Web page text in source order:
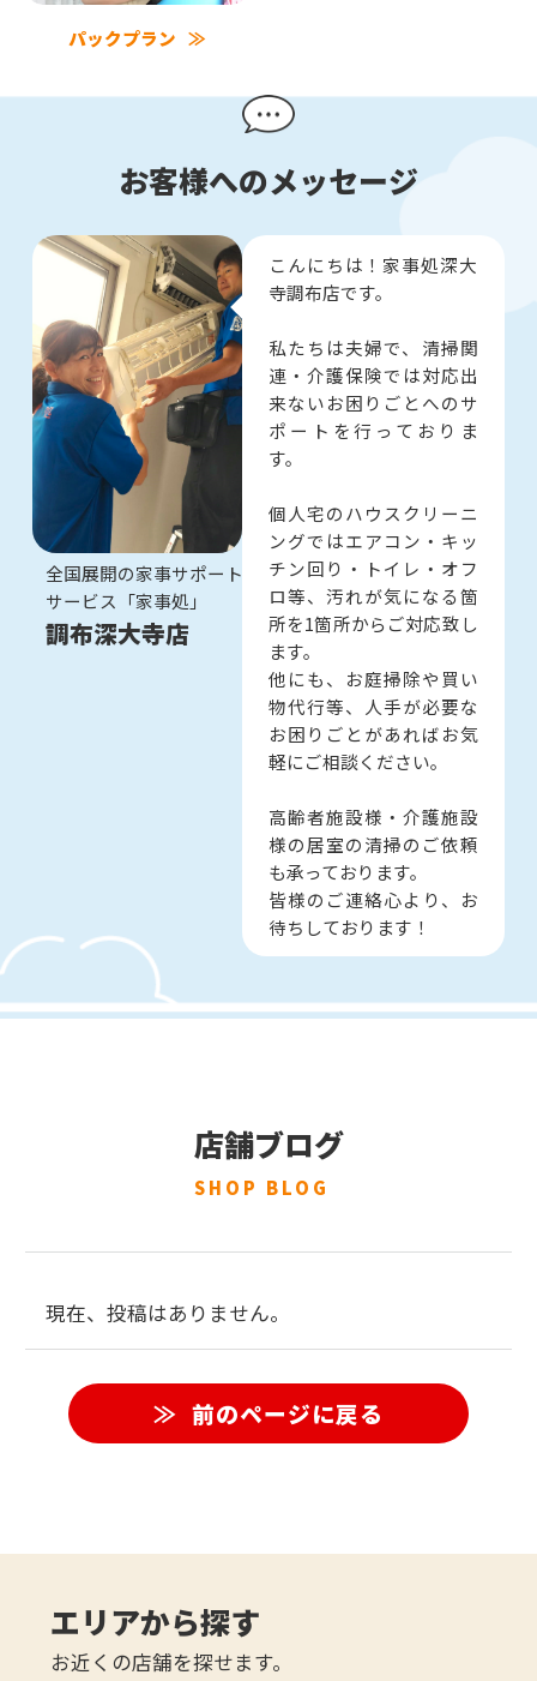
パックプラン
お客様へのメッセージ
全国展開の家事サポート
サービス「家事処」
調布深大寺店
こんにちは！家事処深大
寺調布店です。
私たちは夫婦で、清掃関
連・介護保険では対応出
来ないお困りごとへのサ
ポートを行っておりま
す。
個人宅のハウスクリーニ
ングではエアコン・キッ
チン回り・トイレ・オフ
ロ等、汚れが気になる箇
所を1箇所からご対応致し
ます。
他にも、お庭掃除や買い
物代行等、人手が必要な
お困りごとがあればお気
軽にご相談ください。
高齢者施設様・介護施設
様の居室の清掃のご依頼
も承っております。
皆様のご連絡心より、お
待ちしております！
店舗ブログ
SHOP BLOG
現在、投稿はありません。
前のページに戻る
エリアから探す
お近くの店舗を探せます。